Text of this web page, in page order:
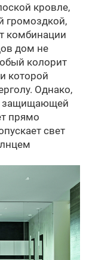
кровле,
громоздкой,
комбинации
дом не
колорит
которой
Однако,
защищающей
прямо
свет